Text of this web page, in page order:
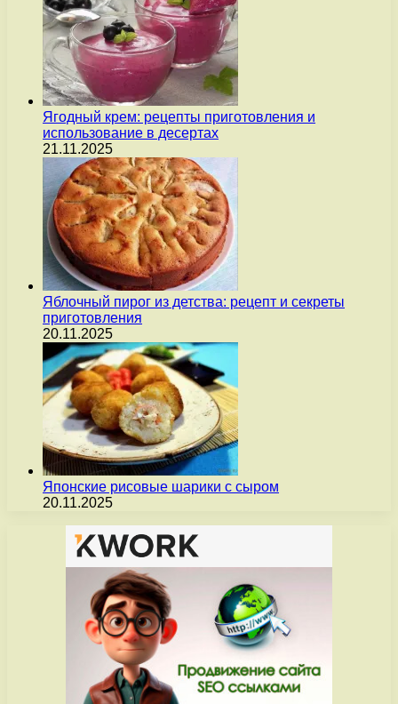
Ягодный крем: рецепты приготовления и
использование в десертах
21.11.2025
Яблочный пирог из детства: рецепт и секреты
приготовления
20.11.2025
Японские рисовые шарики с сыром
20.11.2025